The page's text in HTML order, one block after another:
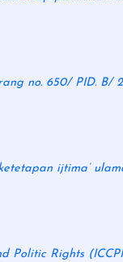
no. 650/ PID.
ijtima’
Politic Rights